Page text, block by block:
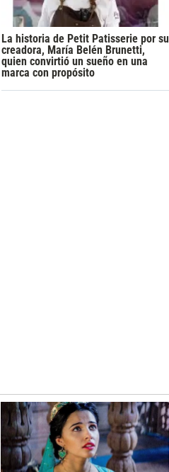
La historia de Petit Patisserie por su
creadora, María Belén Brunetti,
quien convirtió un sueño en una
marca con propósito